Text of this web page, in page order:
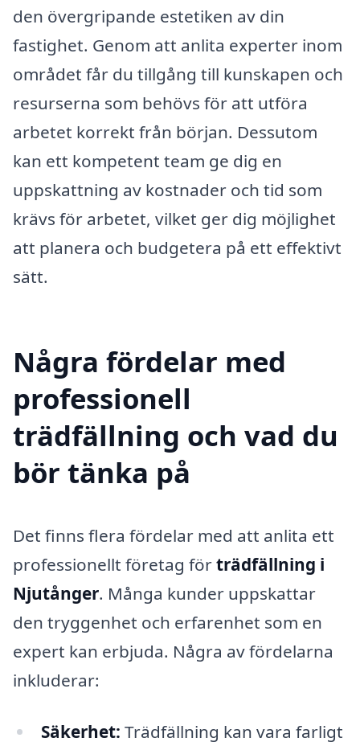
den övergripande estetiken av din
fastighet. Genom att anlita experter inom
området får du tillgång till kunskapen och
resurserna som behövs för att utföra
arbetet korrekt från början. Dessutom
kan ett kompetent team ge dig en
uppskattning av kostnader och tid som
krävs för arbetet, vilket ger dig möjlighet
att planera och budgetera på ett effektivt
sätt.
Några fördelar med
professionell
trädfällning och vad du
bör tänka på
Det finns flera fördelar med att anlita ett
professionellt företag förträdfällning i
Njutånger. Många kunder uppskattar
den tryggenhet och erfarenhet som en
expert kan erbjuda. Några av fördelarna
inkluderar:
Säkerhet: Trädfällning kan vara farligt